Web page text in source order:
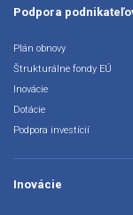
Podpora
Plán obnovy
Štrukturálne fondy EÚ
Inovácie
Dotácie
Podpora investícií
Inovácie